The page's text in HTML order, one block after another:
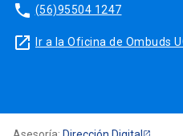
phone (56)95504 1247
launch Ir a la Oficina de Ombuds